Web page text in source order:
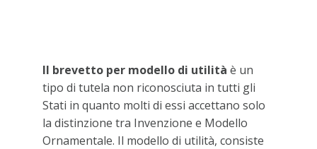
Il brevetto per modello di utilità è un
tipo di tutela non riconosciuta in tutti gli
Stati in quanto molti di essi accettano solo
la distinzione tra Invenzione e Modello
Ornamentale. Il modello di utilità, consiste